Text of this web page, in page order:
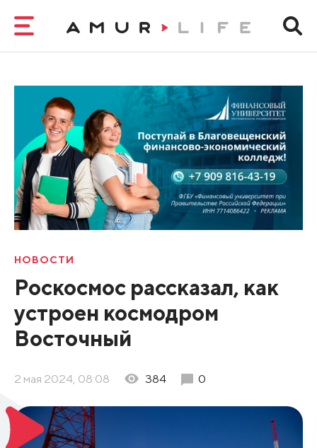
НОВОСТИ
Роскосмос рассказал, как
устроен космодром
Восточный
2 мая 2024, 08:08 384 0